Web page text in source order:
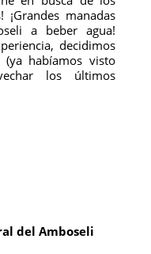
¡Grandes manadas
a beber agua!
decidimos
habíamos visto
los últimos
del Amboseli